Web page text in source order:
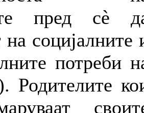
пред сè
на социјалните
потреби
Родителите